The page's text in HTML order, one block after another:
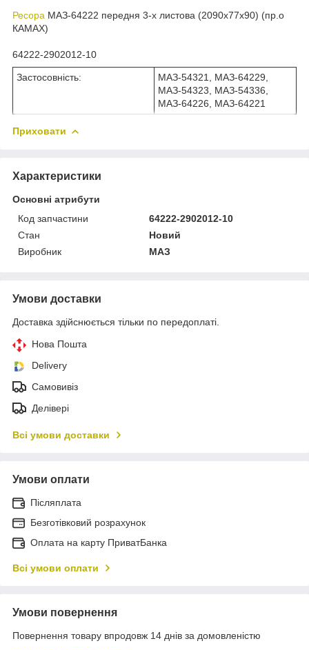
Ресора МАЗ-64222 передня 3-х листова (2090х77х90) (пр.о
КАМАХ)
64222-2902012-10
Застосовність:
МАЗ-54321, МАЗ-64229,
МАЗ-54323, МАЗ-54336,
МАЗ-64226, МАЗ-64221
Приховати
Характеристики
Основні атрибути
Код запчастини
64222-2902012-10
Стан
Новий
Виробник
МАЗ
Умови доставки
Доставка здійснюється тільки по передоплаті.
Нова Пошта
Delivery
Самовивіз
Делівері
Всі умови доставки
Умови оплати
Післяплата
Безготівковий розрахунок
Оплата на карту ПриватБанка
Всі умови оплати
Умови повернення
Повернення товару впродовж 14 днів за домовленістю